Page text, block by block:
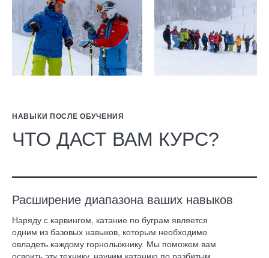
НАВЫКИ ПОСЛЕ ОБУЧЕНИЯ
ЧТО ДАСТ ВАМ КУРС?
Расширение диапазона ваших навыков
Наряду с карвингом, катание по буграм является
одним из базовых навыков, которым необходимо
овладеть каждому горнолыжнику. Мы поможем вам